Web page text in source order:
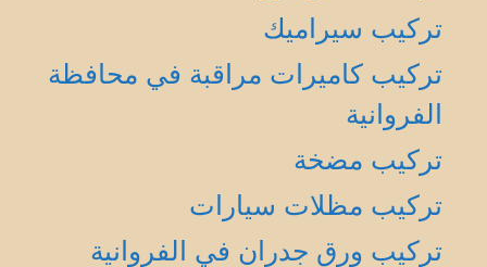
تركيب سيراميك
تركيب كاميرات مراقبة في محافظة
الفروانية
تركيب مضخة
تركيب مظلات سيارات
تركيب ورق جدران في الفروانية